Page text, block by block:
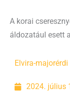
A korai
áldozatául esett
Elvira-majorérdi
2024. július